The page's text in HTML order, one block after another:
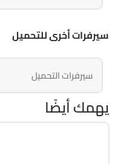
سيرفرات أخرى للتحميل
سيرفرات التحميل
يهمك أيضًا